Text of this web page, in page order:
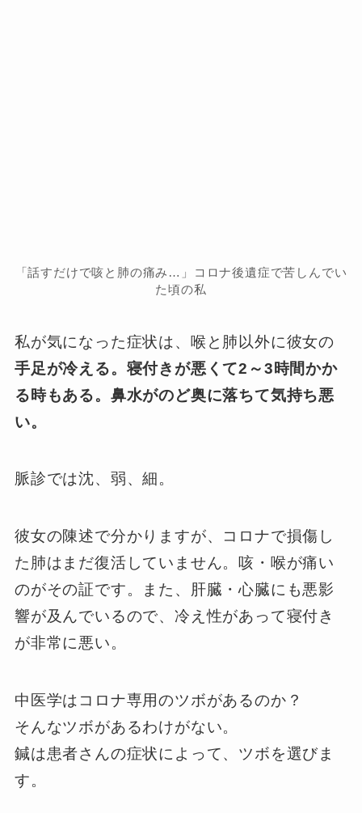
「話すだけで咳と肺の痛み…」コロナ後遺症で苦しんでい
た頃の私
私が気になった症状は、喉と肺以外に彼女の
手足が冷える。寝付きが悪くて2～3時間かか
る時もある。鼻水がのど奥に落ちて気持ち悪
い。
脈診では沈、弱、細。
彼女の陳述で分かりますが、コロナで損傷し
た肺はまだ復活していません。咳・喉が痛い
のがその証です。また、肝臓・心臓にも悪影
響が及んでいるので、冷え性があって寝付き
が非常に悪い。
中医学はコロナ専用のツボがあるのか？
そんなツボがあるわけがない。
鍼は患者さんの症状によって、ツボを選びま
す。